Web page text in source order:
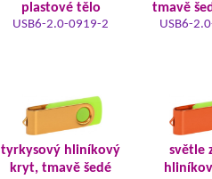
plastové tělo
USB6-2.0-0919-2
tmavě
USB6-
tyrkysový hliníkový
kryt, tmavě šedé
světle